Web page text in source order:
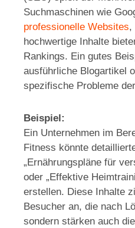
Suchmaschinen wie
professionelle Websites,
hochwertige Inhalte
Rankings. Ein gutes
ausführliche Blogartikel
spezifische Probleme
Beispiel:
Ein Unternehmen im
Fitness könnte
„Ernährungspläne für
oder „Effektive
erstellen. Diese Inhalte
Besucher an, die nach
sondern stärken auch